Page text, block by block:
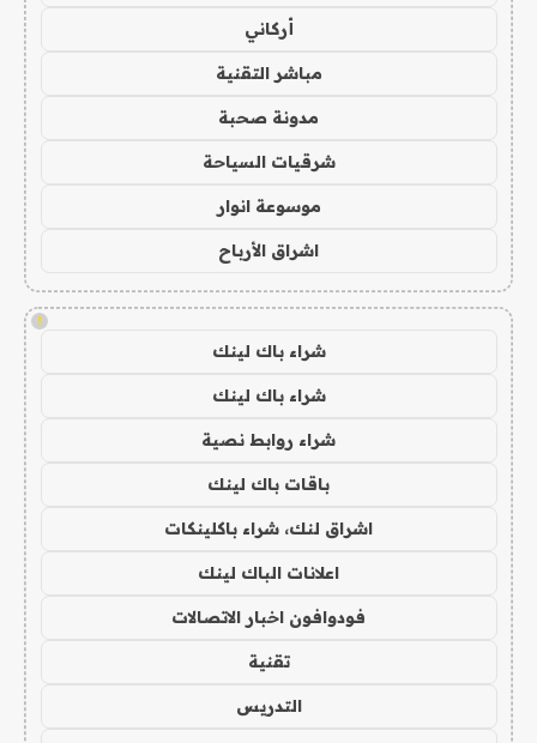
أركاني
مباشر التقنية
مدونة صحبة
شرقيات السياحة
موسوعة انوار
اشراق الأرباح
!
شراء باك لينك
شراء باك لينك
شراء روابط نصية
باقات باك لينك
اشراق لنك، شراء باكلينكات
اعلانات الباك لينك
فودوافون اخبار الاتصالات
تقنية
التدريس